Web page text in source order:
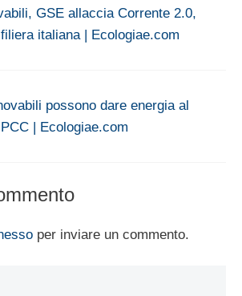
GSE allaccia Corrente 2.0,
italiana | Ecologiae.com
possono dare energia al
| Ecologiae.com
per inviare un commento.